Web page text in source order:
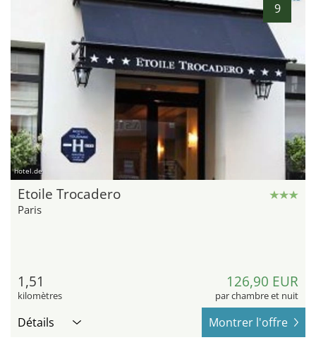
9
hotel.de
Etoile Trocadero
Paris
1,51
kilomètres
126,90 EUR
par chambre et nuit
Détails Montrer l'offre